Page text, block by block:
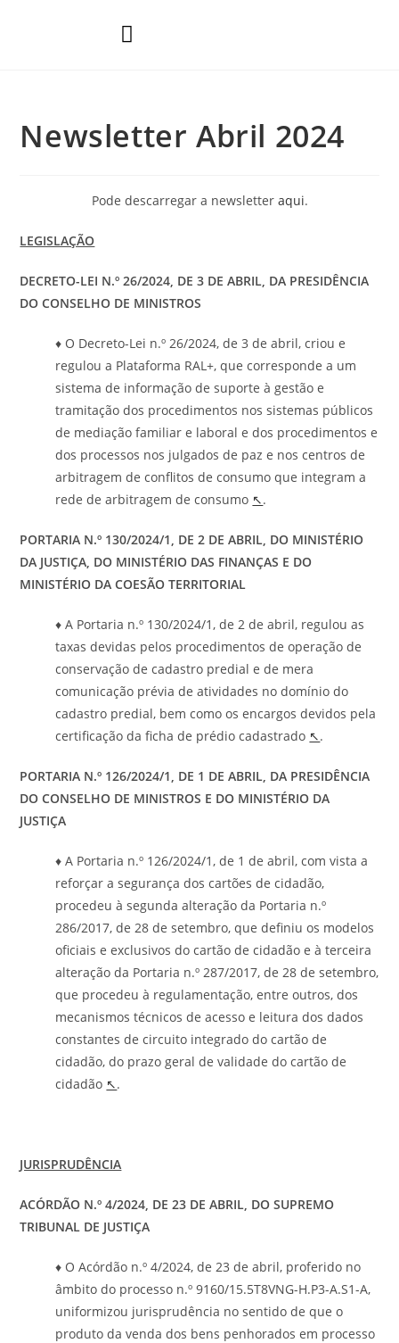
Newsletter Abril 2024
Pode descarregar a newsletter aqui.
LEGISLAÇÃO
DECRETO-LEI N.º 26/2024, DE 3 DE ABRIL, DA PRESIDÊNCIA
DO CONSELHO DE MINISTROS
♦ O Decreto-Lei n.º 26/2024, de 3 de abril, criou e
regulou a Plataforma RAL+, que corresponde a um
sistema de informação de suporte à gestão e
tramitação dos procedimentos nos sistemas públicos
de mediação familiar e laboral e dos procedimentos e
dos processos nos julgados de paz e nos centros de
arbitragem de conflitos de consumo que integram a
rede de arbitragem de consumo ↖.
PORTARIA N.º 130/2024/1, DE 2 DE ABRIL, DO MINISTÉRIO
DA JUSTIÇA, DO MINISTÉRIO DAS FINANÇAS E DO
MINISTÉRIO DA COESÃO TERRITORIAL
♦ A Portaria n.º 130/2024/1, de 2 de abril, regulou as
taxas devidas pelos procedimentos de operação de
conservação de cadastro predial e de mera
comunicação prévia de atividades no domínio do
cadastro predial, bem como os encargos devidos pela
certificação da ficha de prédio cadastrado ↖.
PORTARIA N.º 126/2024/1, DE 1 DE ABRIL, DA PRESIDÊNCIA
DO CONSELHO DE MINISTROS E DO MINISTÉRIO DA
JUSTIÇA
♦ A Portaria n.º 126/2024/1, de 1 de abril, com vista a
reforçar a segurança dos cartões de cidadão,
procedeu à segunda alteração da Portaria n.º
286/2017, de 28 de setembro, que definiu os modelos
oficiais e exclusivos do cartão de cidadão e à terceira
alteração da Portaria n.º 287/2017, de 28 de setembro,
que procedeu à regulamentação, entre outros, dos
mecanismos técnicos de acesso e leitura dos dados
constantes de circuito integrado do cartão de
cidadão, do prazo geral de validade do cartão de
cidadão ↖.
JURISPRUDÊNCIA
ACÓRDÃO N.º 4/2024, DE 23 DEABRIL , DOSUPREMO
TRIBUNAL DE JUSTIÇA
♦ O Acórdão n.º 4/2024, de 23 de abril, proferido no
âmbito do processo n.º 9160/15.5T8VNG-H.P3-A.S1-A,
uniformizou jurisprudência no sentido de que o
produto da venda dos bens penhorados em processo